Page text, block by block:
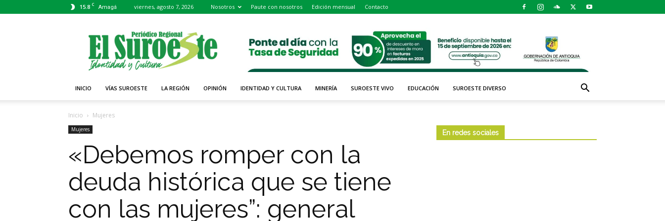
15.8 C Amagá viernes, agosto 7, 2026 Nosotros Paute con nosotros Edición mensual Contacto
Periódico
El
Suroeste
INICIO VÍAS SUROESTE LA REGIÓN OPINIÓN IDENTIDAD Y CULTURA MINERÍA SUROESTE VIVO EDUCACIÓN SUROESTE DIVERSO
Inicio Mujeres
Mujeres
«Debemos romper con la
deuda histórica que se tiene
con las mujeres”: general
En redes sociales